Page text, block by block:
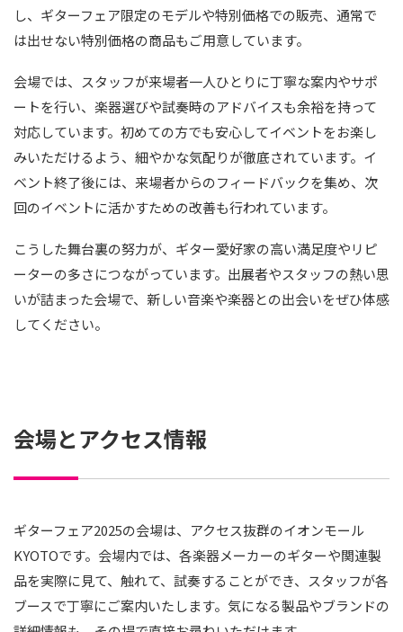
し、ギターフェア限定のモデルや特別価格での販売、通常で
は出せない特別価格の商品もご用意しています。
会場では、スタッフが来場者一人ひとりに丁寧な案内やサポ
ートを行い、楽器選びや試奏時のアドバイスも余裕を持って
対応しています。初めての方でも安心してイベントをお楽し
みいただけるよう、細やかな気配りが徹底されています。イ
ベント終了後には、来場者からのフィードバックを集め、次
回のイベントに活かすための改善も行われています。
こうした舞台裏の努力が、ギター愛好家の高い満足度やリピ
ーターの多さにつながっています。出展者やスタッフの熱い思
いが詰まった会場で、新しい音楽や楽器との出会いをぜひ体感
してください。
会場とアクセス情報
ギターフェア2025の会場は、アクセス抜群のイオンモール
KYOTOです。会場内では、各楽器メーカーのギターや関連製
品を実際に見て、触れて、試奏することができ、スタッフが各
ブースで丁寧にご案内いたします。気になる製品やブランドの